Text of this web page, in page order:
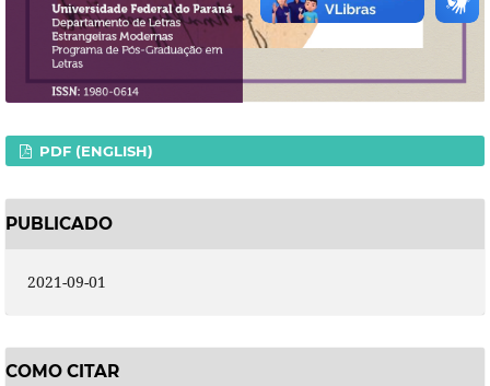
PDF (ENGLISH)
PUBLICADO
2021-09-01
COMO CITAR